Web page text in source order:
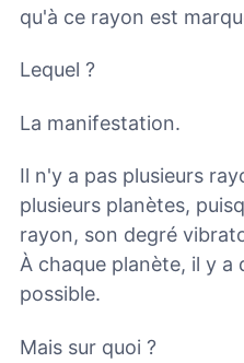
qu'à ce rayon est
Lequel ?
La manifestation.
Il n'y a pas plusieurs
plusieurs planètes,
rayon, son degré
À chaque planète, il y
possible.
Mais sur quoi ?